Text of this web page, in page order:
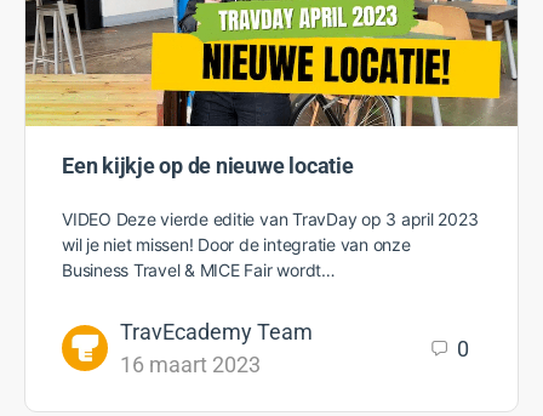
Een kijkje op de nieuwe locatie
VIDEO Deze vierde editie van TravDay op 3 april 2023
wil je niet missen! Door de integratie van onze
Business Travel & MICE Fair wordt…
TravEcademy Team
16 maart 2023
0